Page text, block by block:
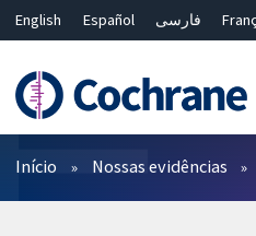
English Español فارسی
Bahasa Malaysia
ไทย 繁體中文
Filtros
Início Nossas evidências